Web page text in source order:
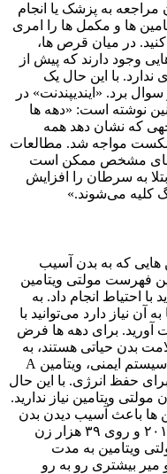
به پزشک یا انجام
‌ها و مکمل‌ ها را امری
در میان قرص‌ ها،
وجود دارند که پیش از
با این حال یک
برد. «ایندیپندنت» در
نوشته است: «دهه ‌ها
که نشان دهد همه
شکست مواجه شد. مطالعات
مشخص ممکن است
به سرطان را افزایش
کلیه می‌شوند.»
هایی که به بدن آسیب
فهرست مولتی ویتامین
با احتیاط انجام داد. به
نیاز دارد می‌توانید با
آورید. برای دهه‌ ها فرض
بدن حیاتی هستند، به
عنوان مثال ویتامین C برای حفاظت از سیستم ایمنی، ویتامین A
برای تقویت سیستم بینایی و ویتامین B برای حفظ انرژی. با این حال
ویتامین نیاز ندارید.
ها باعث آسیب دیدن بدن
می‌شود. یک مطالعه گسترده در سال ٢٠١١ و روی ٣٩ هزار زن
مولتی ویتامین به مدت
میر بیشتری رو به رو